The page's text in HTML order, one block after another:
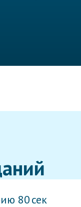
80 сек